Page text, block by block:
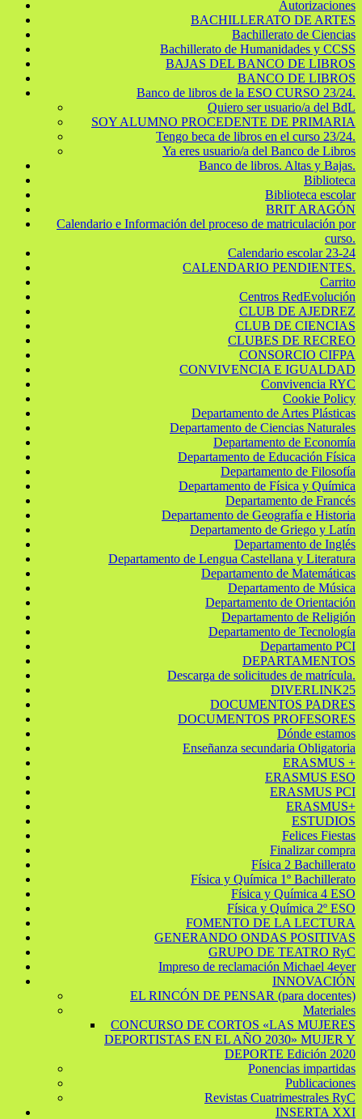
Autorizaciones
BACHILLERATO DE ARTES
Bachillerato de Ciencias
Bachillerato de Humanidades y CCSS
BAJAS DEL BANCO DE LIBROS
BANCO DE LIBROS
Banco de libros de la ESO CURSO 23/24.
Quiero ser usuario/a del BdL
SOY ALUMNO PROCEDENTE DE PRIMARIA
Tengo beca de libros en el curso 23/24.
Ya eres usuario/a del Banco de Libros
Banco de libros. Altas y Bajas.
Biblioteca
Biblioteca escolar
BRIT ARAGÓN
Calendario e Información del proceso de matriculación por
curso.
Calendario escolar 23-24
CALENDARIO PENDIENTES.
Carrito
Centros RedEvolución
CLUB DE AJEDREZ
CLUB DE CIENCIAS
CLUBES DE RECREO
CONSORCIO CIFPA
CONVIVENCIA E IGUALDAD
Convivencia RYC
Cookie Policy
Departamento de Artes Plásticas
Departamento de Ciencias Naturales
Departamento de Economía
Departamento de Educación Física
Departamento de Filosofía
Departamento de Física y Química
Departamento de Francés
Departamento de Geografía e Historia
Departamento de Griego y Latín
Departamento de Inglés
Departamento de Lengua Castellana y Literatura
Departamento de Matemáticas
Departamento de Música
Departamento de Orientación
Departamento de Religión
Departamento de Tecnología
Departamento PCI
DEPARTAMENTOS
Descarga de solicitudes de matrícula.
DIVERLINK25
DOCUMENTOS PADRES
DOCUMENTOS PROFESORES
Dónde estamos
Enseñanza secundaria Obligatoria
ERASMUS +
ERASMUS ESO
ERASMUS PCI
ERASMUS+
ESTUDIOS
Felices Fiestas
Finalizar compra
Física 2 Bachillerato
Física y Química 1º Bachillerato
Física y Química 4 ESO
Física y Química 2º ESO
FOMENTO DE LA LECTURA
GENERANDO ONDAS POSITIVAS
GRUPO DE TEATRO RyC
Impreso de reclamación Michael 4ever
INNOVACIÓN
EL RINCÓN DE PENSAR (para docentes)
Materiales
CONCURSO DE CORTOS «LAS MUJERES
DEPORTISTAS EN EL AÑO 2030» MUJER Y
DEPORTE Edición 2020
Ponencias impartidas
Publicaciones
Revistas Cuatrimestrales RyC
INSERTA XXI